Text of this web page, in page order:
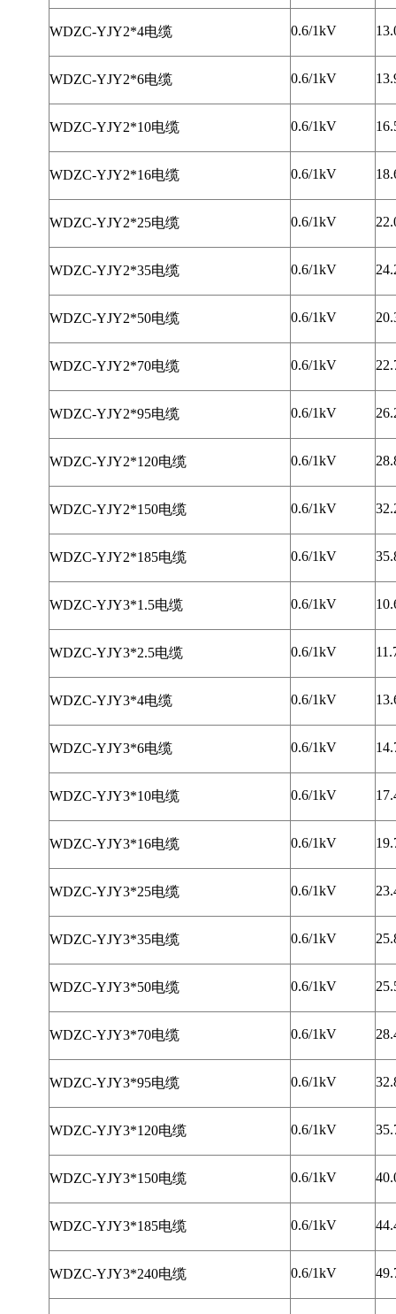
WDZC-YJY2*4电缆 0.6/1kV
WDZC-YJY2*6电缆 0.6/1kV
WDZC-YJY2*10电缆 0.6/1kV
WDZC-YJY2*16电缆 0.6/1kV
WDZC-YJY2*25电缆 0.6/1kV
WDZC-YJY2*35电缆 0.6/1kV
WDZC-YJY2*50电缆 0.6/1kV
WDZC-YJY2*70电缆 0.6/1kV
WDZC-YJY2*95电缆 0.6/1kV
WDZC-YJY2*120电缆 0.6/1kV
WDZC-YJY2*150电缆 0.6/1kV
WDZC-YJY2*185电缆 0.6/1kV
WDZC-YJY3*1.5电缆 0.6/1kV
WDZC-YJY3*2.5电缆 0.6/1kV
WDZC-YJY3*4电缆 0.6/1kV
WDZC-YJY3*6电缆 0.6/1kV
WDZC-YJY3*10电缆 0.6/1kV
WDZC-YJY3*16电缆 0.6/1kV
WDZC-YJY3*25电缆 0.6/1kV
WDZC-YJY3*35电缆 0.6/1kV
WDZC-YJY3*50电缆 0.6/1kV
WDZC-YJY3*70电缆 0.6/1kV
WDZC-YJY3*95电缆 0.6/1kV
WDZC-YJY3*120电缆 0.6/1kV
WDZC-YJY3*150电缆 0.6/1kV
WDZC-YJY3*185电缆 0.6/1kV
WDZC-YJY3*240电缆 0.6/1kV